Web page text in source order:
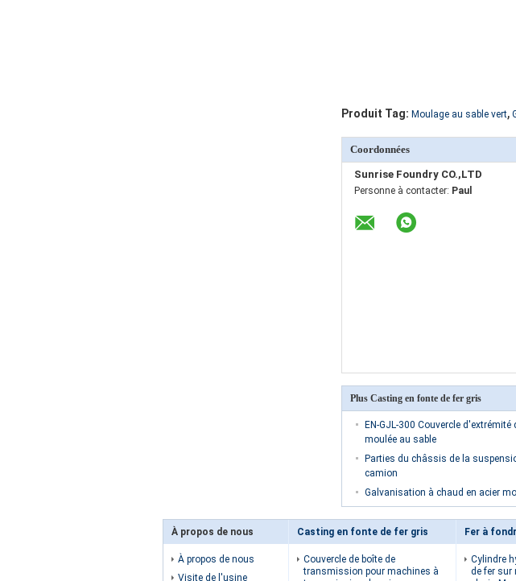
Produit Tag: Moulage au sable vert,
Coordonnées
Sunrise Foundry CO.,LTD
Personne à contacter: Paul
Plus Casting en fonte de fer gris
EN-GJL-300 Couvercle
moulée au sable
Parties du châssis de la
camion
Galvanisation à chaud en acier
À propos de nous
À propos de nous
Visite de l'usine
Casting en fonte de fer gris
Couvercle de boîte de
transmission pour machines à
Fer à
Cylindre
de fer sur